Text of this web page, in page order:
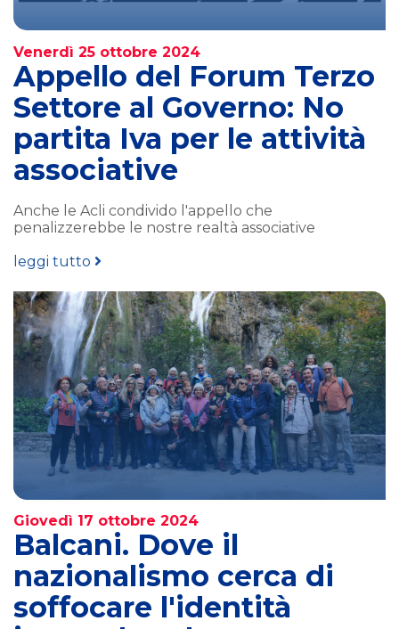
Venerdì 25 ottobre 2024
Appello del Forum Terzo
Settore al Governo: No
partita Iva per le attività
associative
Anche le Acli condivido l'appello che
penalizzerebbe le nostre realtà associative
leggi tutto
Giovedì 17 ottobre 2024
Balcani. Dove il
nazionalismo cerca di
soffocare l'identità